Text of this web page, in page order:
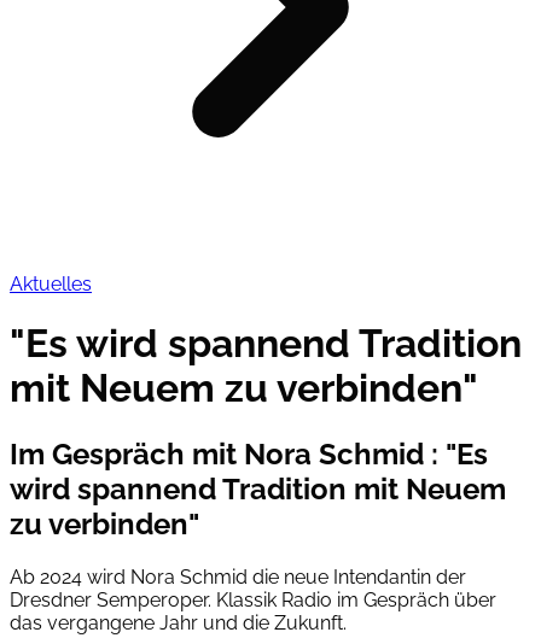
Aktuelles
"Es wird spannend Tradition
mit Neuem zu verbinden"
Im Gespräch mit Nora Schmid : "Es
wird spannend Tradition mit Neuem
zu verbinden"
Ab 2024 wird Nora Schmid die neue Intendantin der
Dresdner Semperoper. Klassik Radio im Gespräch über
das vergangene Jahr und die Zukunft.